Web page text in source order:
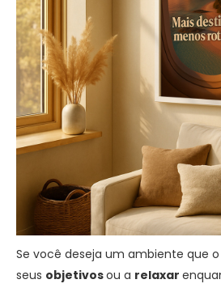
Se você deseja um ambiente que o
seus objetivosou a relaxar